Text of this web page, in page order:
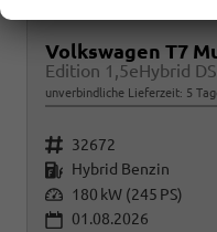
Volkswagen T7
Edition 1,5eHybrid
unverbindliche Lieferzeit: 5
Fahrzeugnr. 32672
Kraftstoff Hybrid Benzin
Leistung 180 kW (245 PS)
01.08.2026